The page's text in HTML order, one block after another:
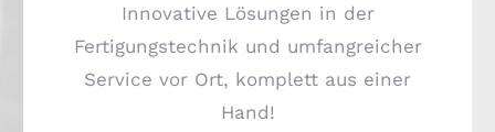
Innovative Lösungen in der
Fertigungstechnik und umfangreicher
Service vor Ort, komplett aus einer
Hand!